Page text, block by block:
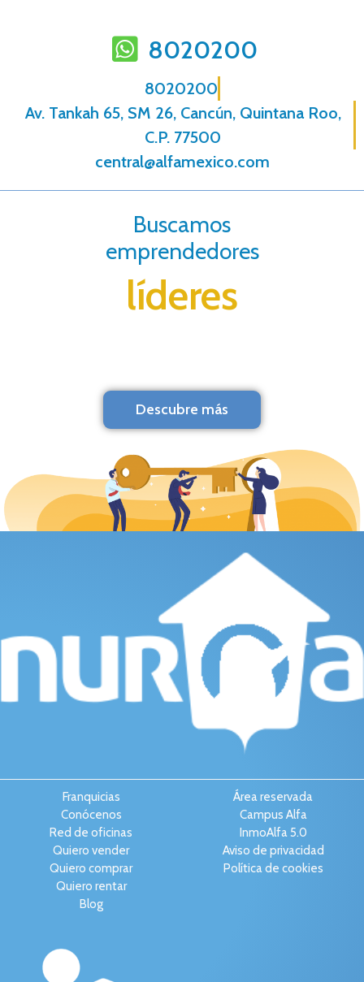
8020200
8020200
Av. Tankah 65, SM 26, Cancún, Quintana Roo,
C.P. 77500
central@alfamexico.com
Buscamos
emprendedores
líderes
Descubre más
Franquicias
Conócenos
Red de oficinas
Quiero vender
Quiero comprar
Quiero rentar
Blog
Área reservada
Campus Alfa
InmoAlfa 5.0
Aviso de privacidad
Política de cookies